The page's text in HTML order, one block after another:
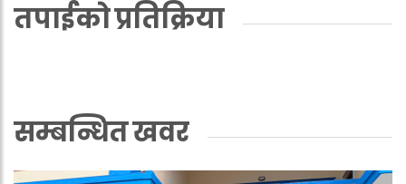
तपाईको प्रतिक्रिया
सम्बन्धित खवर